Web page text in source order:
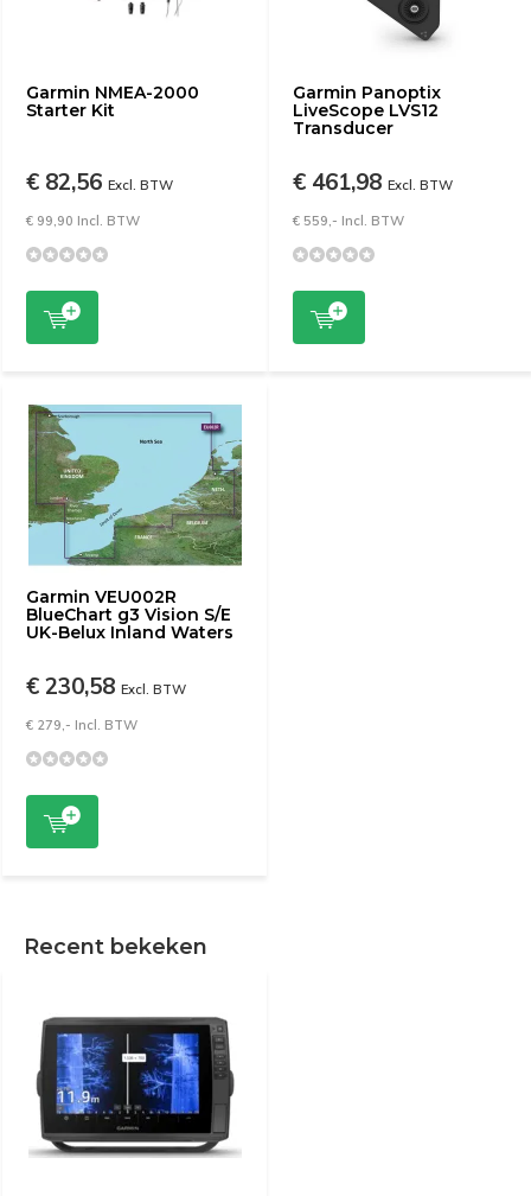
Garmin NMEA-2000
Starter Kit
€ 82,56 Excl. BTW
€ 99,90 Incl. BTW
Garmin Panoptix
LiveScope LVS12
Transducer
€ 461,98 Excl. BTW
€ 559,- Incl. BTW
Garmin VEU002R
BlueChart g3 Vision S/E
UK-Belux Inland Waters
€ 230,58 Excl. BTW
€ 279,- Incl. BTW
Recent bekeken